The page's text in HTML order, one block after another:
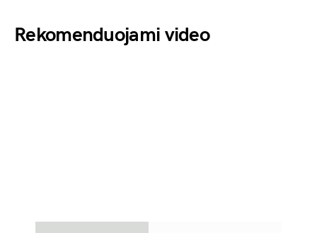
Rekomenduojami video